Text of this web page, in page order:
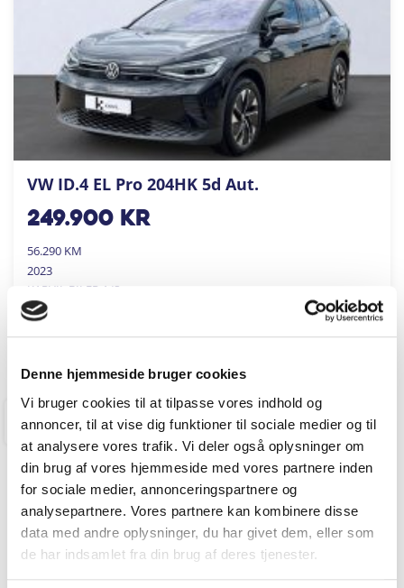
Denne hjemmeside bruger cookies
Vi bruger cookies til at tilpasse vores indhold og
annoncer, til at vise dig funktioner til sociale medier og til
at analysere vores trafik. Vi deler også oplysninger om
din brug af vores hjemmeside med vores partnere inden
for sociale medier, annonceringspartnere og
analysepartnere. Vores partnere kan kombinere disse
data med andre oplysninger, du har givet dem, eller som
de har indsamlet fra din brug af deres tjenester.
VW ID.4 EL Pro 204HK 5d Aut.
249.900kr
56.290 KM
2023
KARVIL BILER A/S
RINGKØBING